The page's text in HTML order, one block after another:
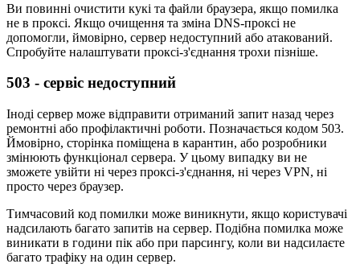
Ви повинні очистити кукі та файли браузера, якщо помилка
не в проксі. Якщо очищення та зміна DNS-проксі не
допомогли, ймовірно, сервер недоступний або атакований.
Спробуйте налаштувати проксі-з'єднання трохи пізніше.
503 - сервіс недоступний
Іноді сервер може відправити отриманий запит назад через
ремонтні або профілактичні роботи. Позначається кодом 503.
Ймовірно, сторінка поміщена в карантин, або розробники
змінюють функціонал сервера. У цьому випадку ви не
зможете увійти ні через проксі-з'єднання, ні через VPN, ні
просто через браузер.
Тимчасовий код помилки може виникнути, якщо користувачі
надсилають багато запитів на сервер. Подібна помилка може
виникати в години пік або при парсингу, коли ви надсилаєте
багато трафіку на один сервер.